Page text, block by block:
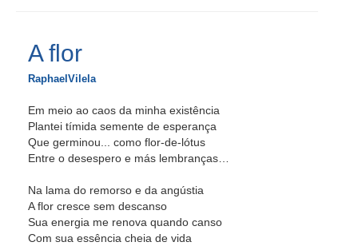
A flor
RaphaelVilela
Em meio ao caos da minha existência
Plantei tímida semente de esperança
Que germinou... como flor-de-lótus
Entre o desespero e más lembranças…
Na lama do remorso e da angústia
A flor cresce sem descanso
Sua energia me renova quando canso
Com sua essência cheia de vida